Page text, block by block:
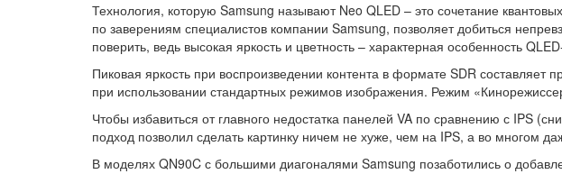
Технология, которую Samsung называют Neo QLED – это сочетание
по заверениям специалистов компании Samsung, позволяет добиться
поверить, ведь высокая яркость и цветность – характерная особенность
Пиковая яркость при воспроизведении контента в формате SDR составляет
при использовании стандартных режимов изображения. Режим
Чтобы избавиться от главного недостатка панелей VA по сравнению с IPS
подход позволил сделать картинку ничем не хуже, чем на IPS, а во многом
В моделях QN90C с большими диагоналями Samsung позаботились о